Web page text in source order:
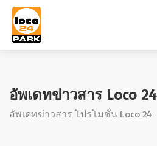
อัพเดทข่าวสาร Loco 24
อัพเดทข่าวสาร โปรโมชั่น Loco 24